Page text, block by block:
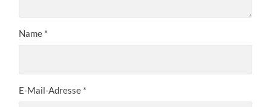
Name *
E-Mail-Adresse *